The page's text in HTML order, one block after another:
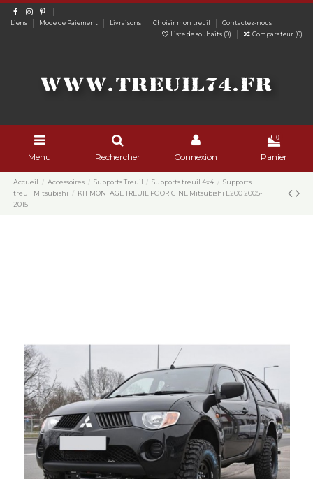
Liens Mode de Paiement Livraisons Choisir mon treuil
Contactez-nous
Liste de souhaits (0) Comparateur (0)
Menu Rechercher Connexion
0
Panier
Accueil Accessoires Supports Treuil Supports treuil 4x4
Supports
treuil Mitsubishi
KIT MONTAGE TREUIL PC ORIGINE Mitsubishi L200 2005-
2015